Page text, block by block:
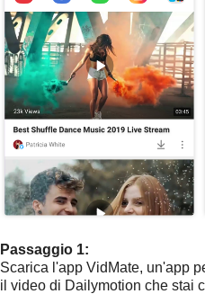
Passaggio 1:
Scarica l'app VidMate, un'app
il video di Dailymotion che stai